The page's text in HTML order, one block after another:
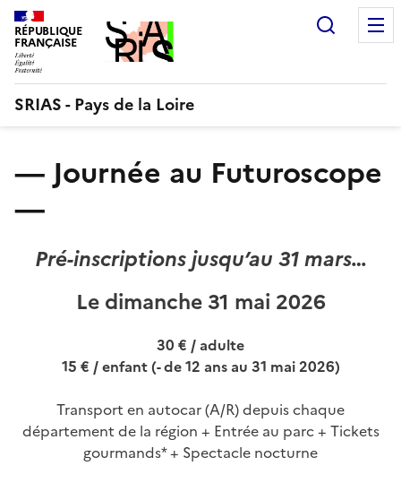
Aller
au
contenu
RÉPUBLIQUE
FRANÇAISE
SRIAS - Pays de la Loire
— Journée au Futuroscope
—
Pré-inscriptions jusqu’au 31 mars…
Le dimanche 31 mai 2026
30 € / adulte
15 € / enfant (- de 12 ans au 31 mai 2026)
Transport en autocar (A/R) depuis chaque
département de la région + Entrée au parc + Tickets
gourmands* + Spectacle nocturne